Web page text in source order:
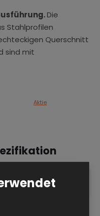
Die
Stahlprofilen
Querschnitt
sind mit
Aktie